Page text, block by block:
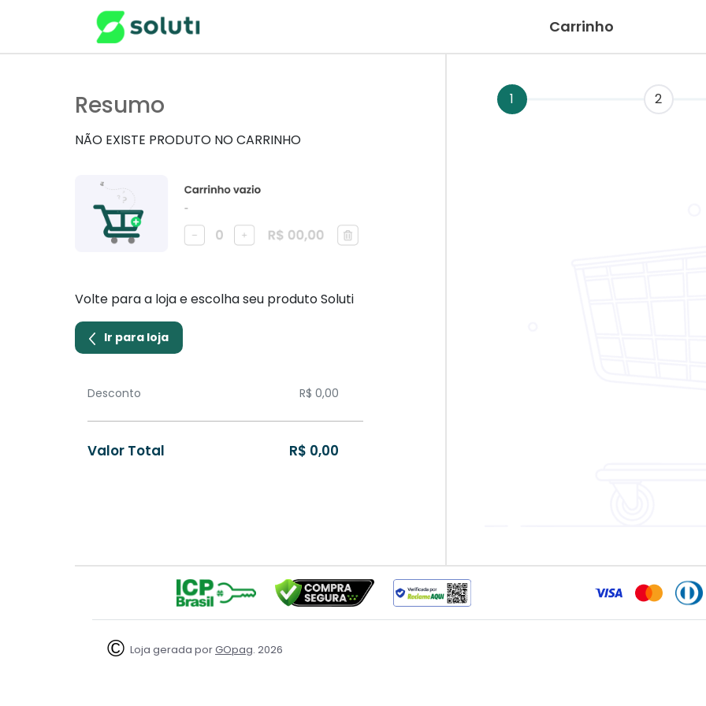
Carrinho
Resumo
NÃO EXISTE PRODUTO NO CARRINHO
Volte para a loja e escolha seu produto Soluti
Ir para loja
Desconto R$ 0,00
Valor Total R$ 0,00
1 2
Loja gerada porGOpag . 2026